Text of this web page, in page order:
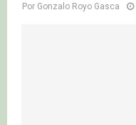
Por Gonzalo Royo Gasca